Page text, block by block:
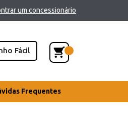
um concessionário
Fácil
Frequentes